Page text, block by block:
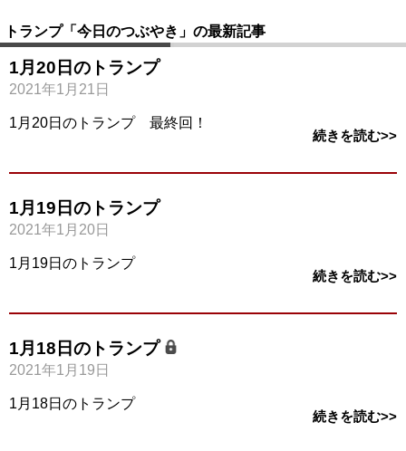
トランプ「今日のつぶやき」の最新記事
1月20日のトランプ
2021年1月21日
1月20日のトランプ 最終回！
続きを読む>>
1月19日のトランプ
2021年1月20日
1月19日のトランプ
続きを読む>>
1月18日のトランプ
2021年1月19日
1月18日のトランプ
続きを読む>>